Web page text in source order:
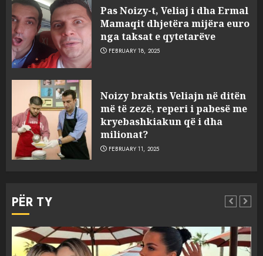
Pas Noizy-t, Veliaj i dha Ermal
Mamaqit dhjetëra mijëra euro
nga taksat e qytetarëve
FEBRUARY 18, 2025
Noizy braktis Veliajn në ditën
më të zezë, reperi i pabesë me
kryebashkiakun që i dha
milionat?
FEBRUARY 11, 2025
PËR TY
3
sulmuan “One Albania”,
ngjarja u fsheh. A u vodhën
serverat?
MARCH 25, 2025
4 MARCH 25, 2025